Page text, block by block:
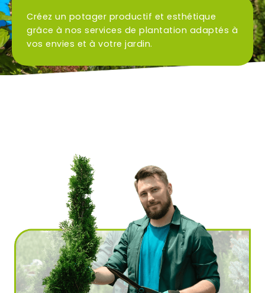
Créez un potager productif et esthétique
grâce à nos services de plantation adaptés à
vos envies et à votre jardin.
Ville*
Service(s) souhaité(s)
Maintien à domicile
Aide ménagère
Garde d'enfants
Jardinage
Petits travaux de bricolage
Autres services